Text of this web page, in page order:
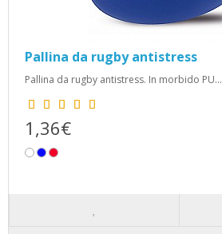
Pallina da rugby antistress
Pallina da rugby antistress. In morbido PU...
1,36€